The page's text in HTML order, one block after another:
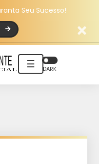
Seu Sucesso!
☰ DARK